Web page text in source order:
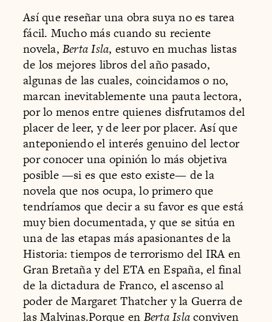
Así que reseñar una obra suya no es tarea
fácil. Mucho más cuando su reciente
novela, Berta Isla, estuvo en muchas listas
de los mejores libros del año pasado,
algunas de las cuales, coincidamos o no,
marcan inevitablemente una pauta lectora,
por lo menos entre quienes disfrutamos del
placer de leer, y de leer por placer. Así que
anteponiendo el interés genuino del lector
por conocer una opinión lo más objetiva
posible —si es que esto existe— de la
novela que nos ocupa, lo primero que
tendríamos que decir a su favor es que está
muy bien documentada, y que se sitúa en
una de las etapas más apasionantes de la
Historia: tiempos de terrorismo del IRA en
Gran Bretaña y del ETA en España, el final
de la dictadura de Franco, el ascenso al
poder de Margaret Thatcher y la Guerra de
las Malvinas.Porque en Berta Islaconviven